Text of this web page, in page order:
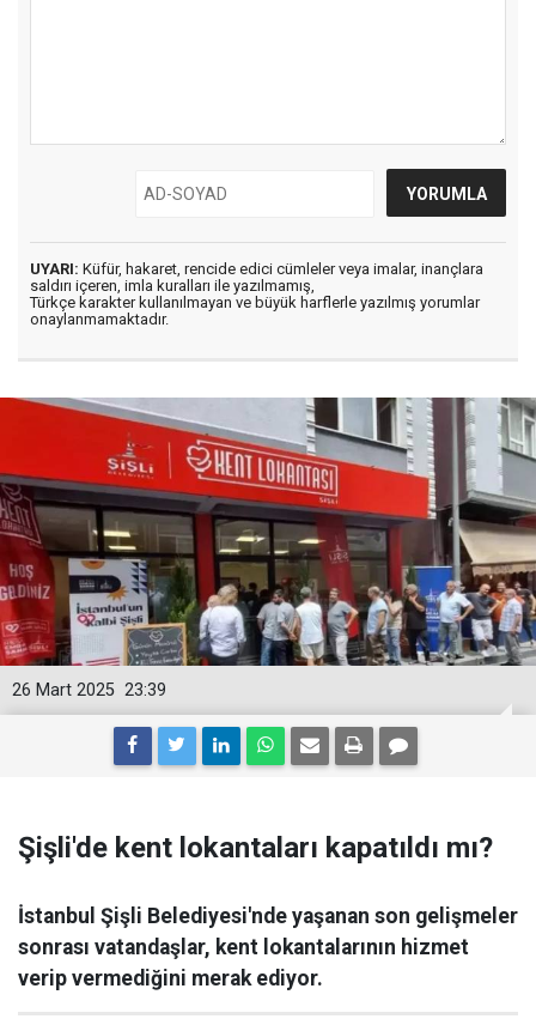
UYARI: Küfür, hakaret, rencide edici cümleler veya imalar, inançlara
saldırı içeren, imla kuralları ile yazılmamış,
Türkçe karakter kullanılmayan ve büyük harflerle yazılmış yorumlar
onaylanmamaktadır.
23:39
26 Mart 2025
Şişli'de kent lokantaları kapatıldı mı?
İstanbul Şişli Belediyesi'nde yaşanan son gelişmeler
sonrası vatandaşlar, kent lokantalarının hizmet
verip vermediğini merak ediyor.